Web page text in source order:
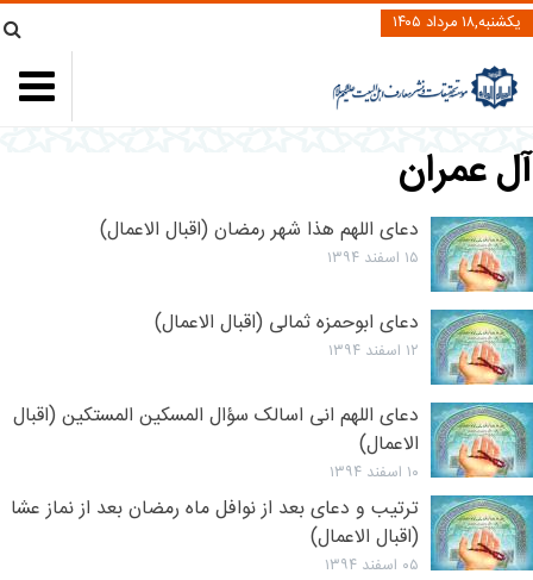
یکشنبه,۱۸ مرداد ۱۴۰۵
آل عمران
دعای اللهم هذا شهر رمضان (اقبال الاعمال)
۱۵ اسفند ۱۳۹۴
دعای ابوحمزه ثمالی (اقبال الاعمال)
۱۲ اسفند ۱۳۹۴
دعای اللهم انی اسالک سؤال المسکین المستکین (اقبال
الاعمال)
۱۰ اسفند ۱۳۹۴
ترتیب و دعای بعد از نوافل ماه رمضان بعد از نماز عشا
(اقبال الاعمال)
۰۵ اسفند ۱۳۹۴